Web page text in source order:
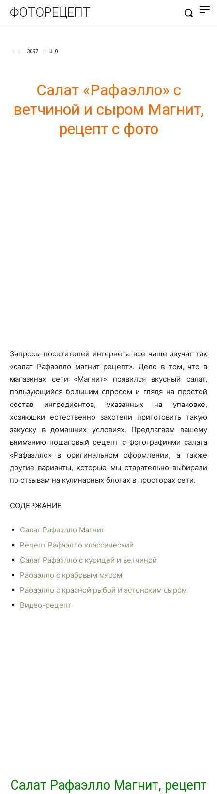
ФОТОРЕЦЕПТ
3097 0
Салат «Рафаэлло» с
ветчиной и сыром Магнит,
рецепт с фото
Запросы посетителей интернета все чаще звучат так
«салат Рафаэлло магнит рецепт». Дело в том, что в
магазинах сети «Магнит» появился вкусный салат,
пользующийся большим спросом и глядя на простой
состав ингредиентов, указанных на упаковке,
хозяюшки естественно захотели приготовить такую
закуску в домашних условиях. Предлагаем вашему
вниманию пошаговый рецепт с фотографиями салата
«Рафаэлло» в оригинальном оформлении, а также
другие варианты, которые мы старательно выбирали
по отзывам на кулинарных блогах в просторах сети.
СОДЕРЖАНИЕ
Салат Рафаэлло Магнит
Рецепт Рафаэлло классический
Салат Рафаэлло с курицей и ветчиной
Рафаэлло с крабовым мясом
Рафаэлло с красной рыбой и эстонским сыром
Видео-рецепт
Салат Рафаэлло Магнит, рецепт